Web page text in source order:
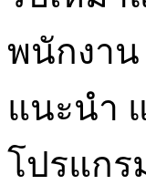
พนักงาน
แนะนำ
โปรแกร